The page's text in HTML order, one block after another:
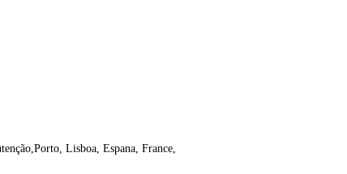
Lisboa, Espana, France,